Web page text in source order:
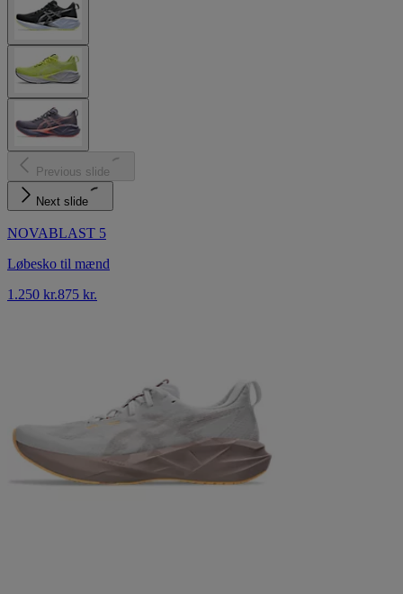
Previous slide
Next slide
NOVABLAST 5
Løbesko til mænd
1.250 kr.875 kr.